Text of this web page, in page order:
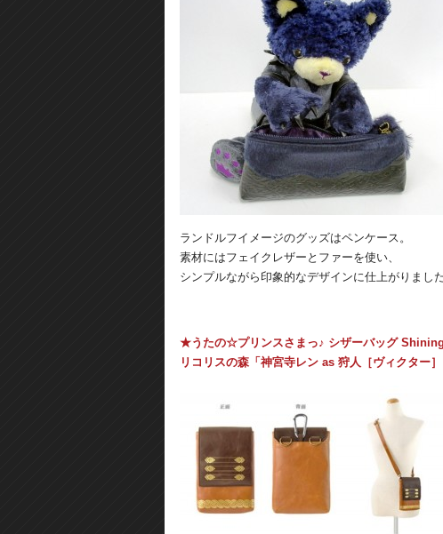
ランドルフイメージのグッズはペンケース。
素材にはフェイクレザーとファーを使い、
シンプルながら印象的なデザインに仕上がりました
★うたの☆プリンスさまっ♪ シザーバッグ
リコリスの森「神宮寺レン as 狩人［ヴィクター］